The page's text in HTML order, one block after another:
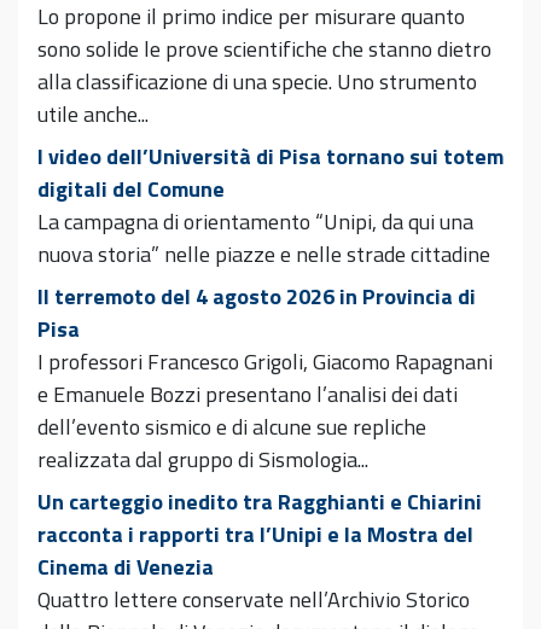
Lo propone il primo indice per misurare quanto
sono solide le prove scientifiche che stanno dietro
alla classificazione di una specie. Uno strumento
utile anche...
I video dell’Università di Pisa tornano sui totem
digitali del Comune
La campagna di orientamento “Unipi, da qui una
nuova storia” nelle piazze e nelle strade cittadine
Il terremoto del 4 agosto 2026 in Provincia di
Pisa
I professori Francesco Grigoli, Giacomo Rapagnani
e Emanuele Bozzi presentano l’analisi dei dati
dell’evento sismico e di alcune sue repliche
realizzata dal gruppo di Sismologia...
Un carteggio inedito tra Ragghianti e Chiarini
racconta i rapporti tra l’Unipi e la Mostra del
Cinema di Venezia
Quattro lettere conservate nell’Archivio Storico